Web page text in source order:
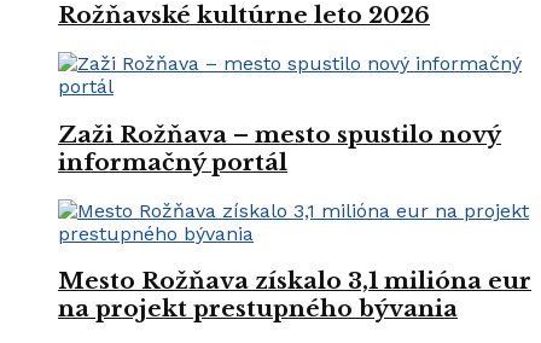
Rožňavské kultúrne leto 2026
Zaži Rožňava – mesto spustilo nový
informačný portál
Mesto Rožňava získalo 3,1 milióna eur
na projekt prestupného bývania